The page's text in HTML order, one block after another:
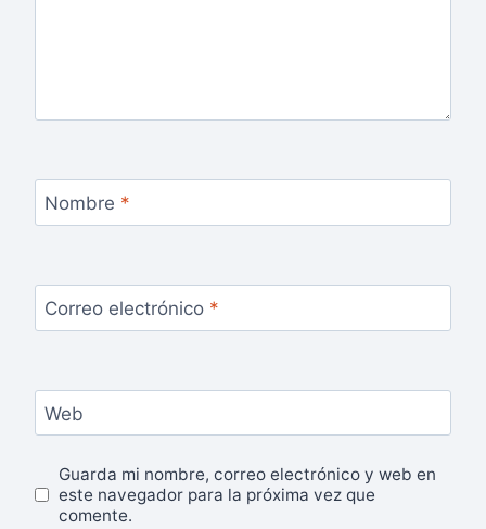
Nombre *
Correo electrónico *
Web
Guarda mi nombre, correo electrónico y web en
este navegador para la próxima vez que
comente.